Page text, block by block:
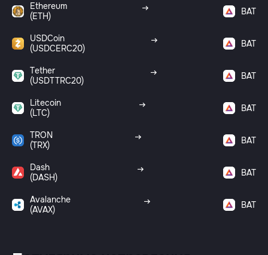
Ethereum
(ETH)
BAT
USDCoin
(USDCERC20)
BAT
Tether
(USDTTRC20)
BAT
Litecoin
(LTC)
BAT
TRON
(TRX)
BAT
Dash
(DASH)
BAT
Avalanche
(AVAX)
BAT